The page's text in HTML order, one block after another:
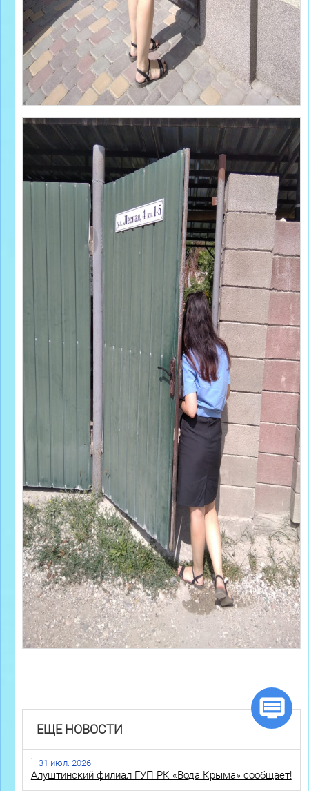
ЕЩЕ НОВОСТИ
31 июл. 2026
Алуштинский филиал ГУП РК «Вода Крыма» сообщает!